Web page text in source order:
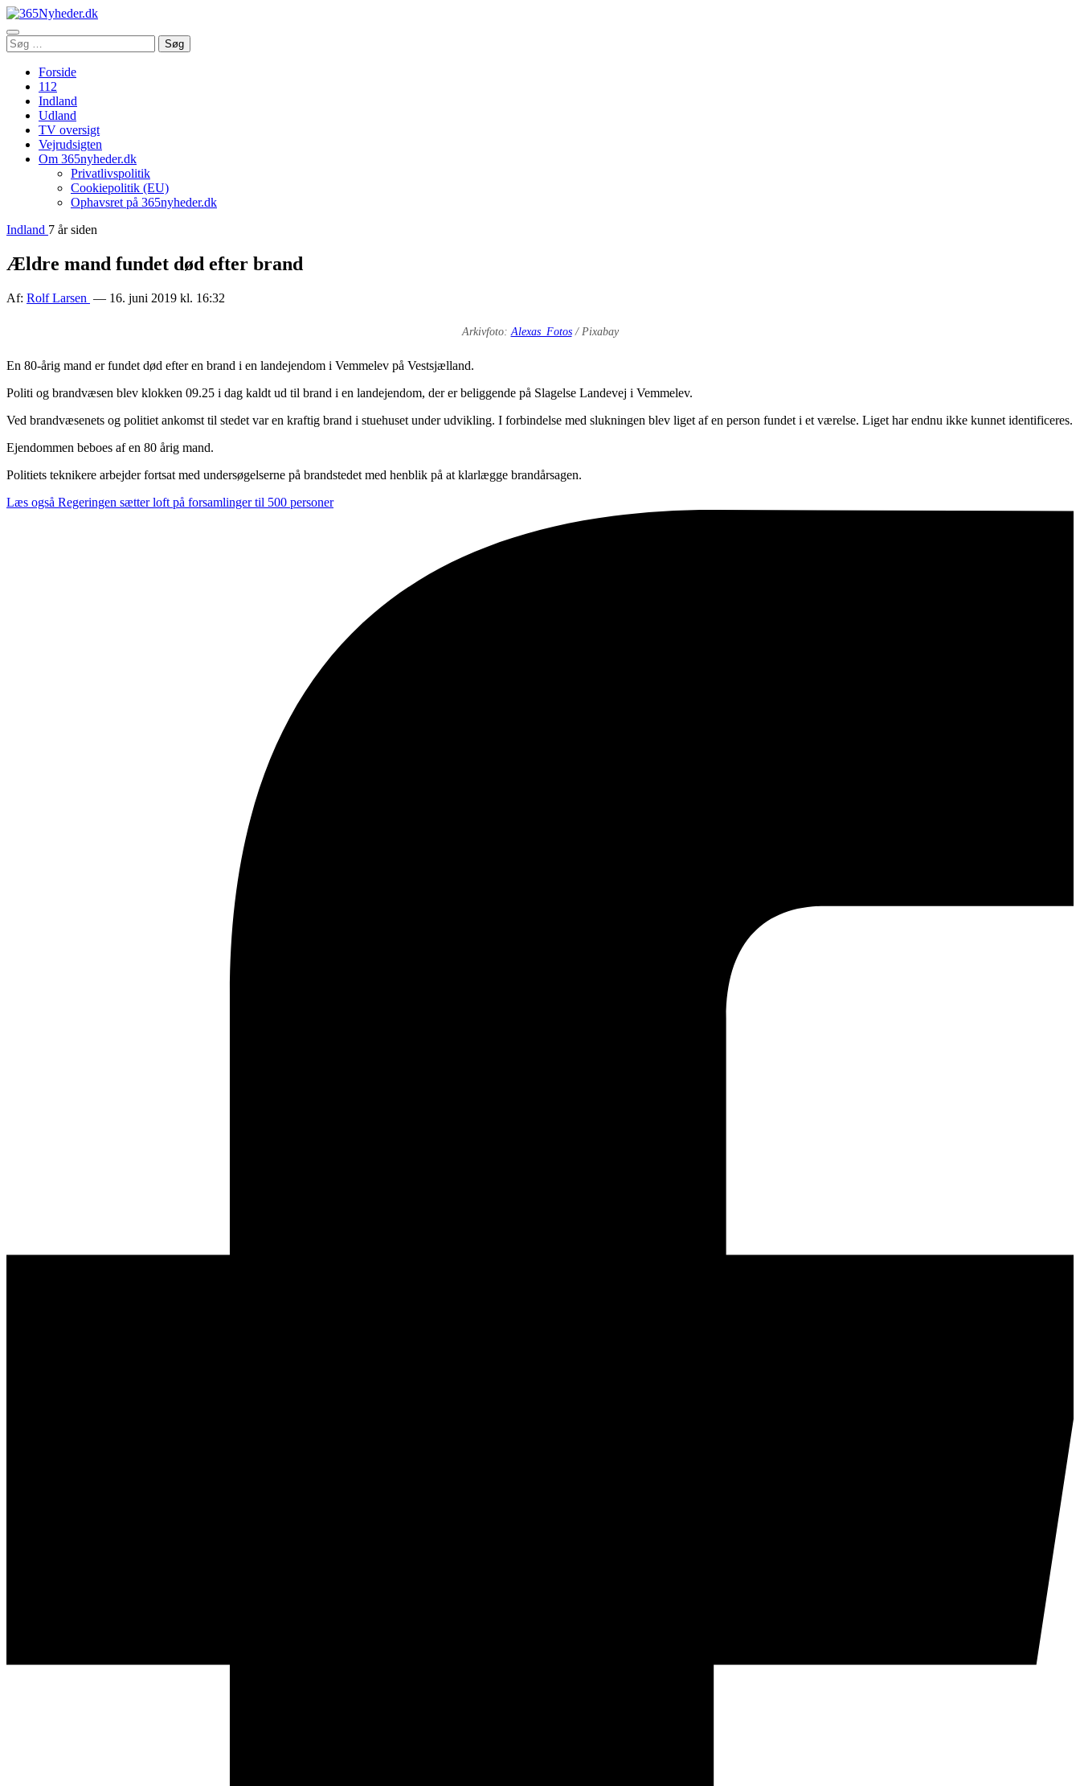
Åbn
menu
Søg
efter:
Søg
Forside
112
Indland
Udland
TV oversigt
Vejrudsigten
Om 365nyheder.dk
Privatlivspolitik
Cookiepolitik (EU)
Ophavsret på 365nyheder.dk
Indland 7 år siden
Ældre mand fundet død efter brand
Af: Rolf Larsen — 16. juni 2019 kl. 16:32
Arkivfoto: Alexas_Fotos/ Pixabay
En 80-årig mand er fundet død efter en brand i en landejendom i Vemmelev på Vestsjælland.
Politi og brandvæsen blev klokken 09.25 i dag kaldt ud til brand i en landejendom, der er beliggende på Slagelse Landevej i Vemmelev.
Ved brandvæsenets og politiet ankomst til stedet var en kraftig brand i stuehuset under udvikling. I forbindelse med slukningen blev liget af en person fundet i et værelse. Liget har endnu ikke kunnet identificeres.
Ejendommen beboes af en 80 årig mand.
Politiets teknikere arbejder fortsat med undersøgelserne på brandstedet med henblik på at klarlægge brandårsagen.
Læs også Regeringen sætter loft på forsamlinger til 500 personer